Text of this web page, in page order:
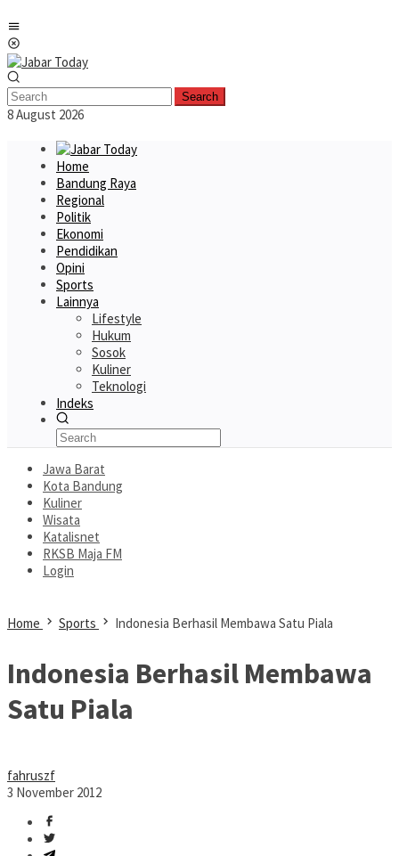
to
content
Search
8 August 2026
Home
Bandung Raya
Regional
Politik
Ekonomi
Pendidikan
Opini
Sports
Lainnya
Lifestyle
Hukum
Sosok
Kuliner
Teknologi
Indeks
Jawa Barat
Kota Bandung
Kuliner
Wisata
Katalisnet
RKSB Maja FM
Login
Home Sports Indonesia Berhasil Membawa Satu Piala
Indonesia Berhasil Membawa
Satu Piala
fahruszf
3 November 2012